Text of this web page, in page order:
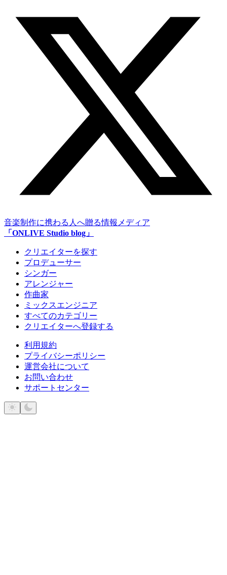
音楽制作に携わる人へ贈る情報メディア
「ONLIVE Studio blog」
クリエイターを探す
プロデューサー
シンガー
アレンジャー
作曲家
ミックスエンジニア
すべてのカテゴリー
クリエイターへ登録する
利用規約
プライバシーポリシー
運営会社について
お問い合わせ
サポートセンター